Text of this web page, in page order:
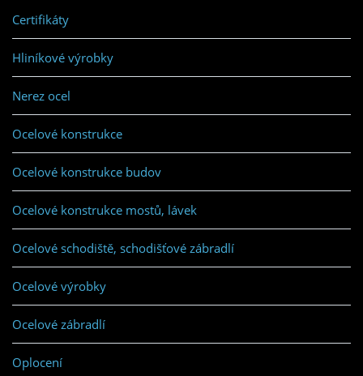
Certifikáty
Hliníkové výrobky
Nerez ocel
Ocelové konstrukce
Ocelové konstrukce budov
Ocelové konstrukce mostů, lávek
Ocelové schodiště, schodišťové zábradlí
Ocelové výrobky
Ocelové zábradlí
Oplocení